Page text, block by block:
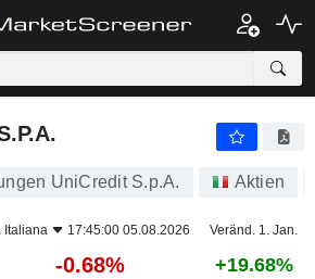
UniCredit S.p.A. Aktien
Italiana 17:45:00 05.08.2026 Veränd. 1. Jan.
-0.68% +19.68%